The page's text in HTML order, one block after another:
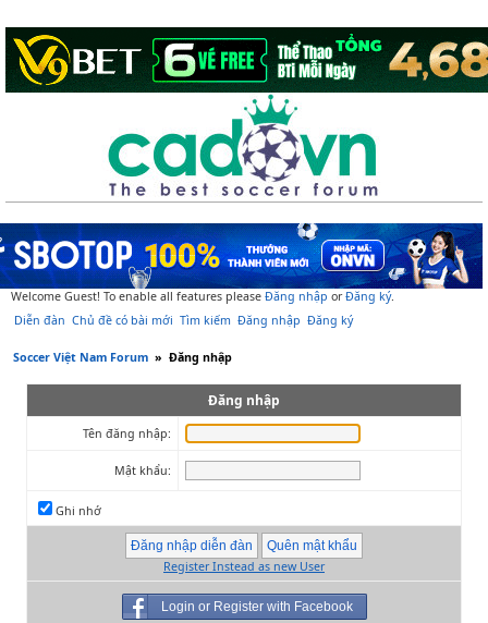
Welcome Guest! To enable all features please Đăng nhập orĐăng ký.
Diễn đàn Chủ đề có bài mới Tìm kiếm Đăng nhập Đăng ký
Soccer Việt Nam Forum » Đăng nhập
Đăng nhập
Tên đăng nhập:
Mật khẩu:
Ghi nhớ
Register Instead as new User
Login or Register with Facebook